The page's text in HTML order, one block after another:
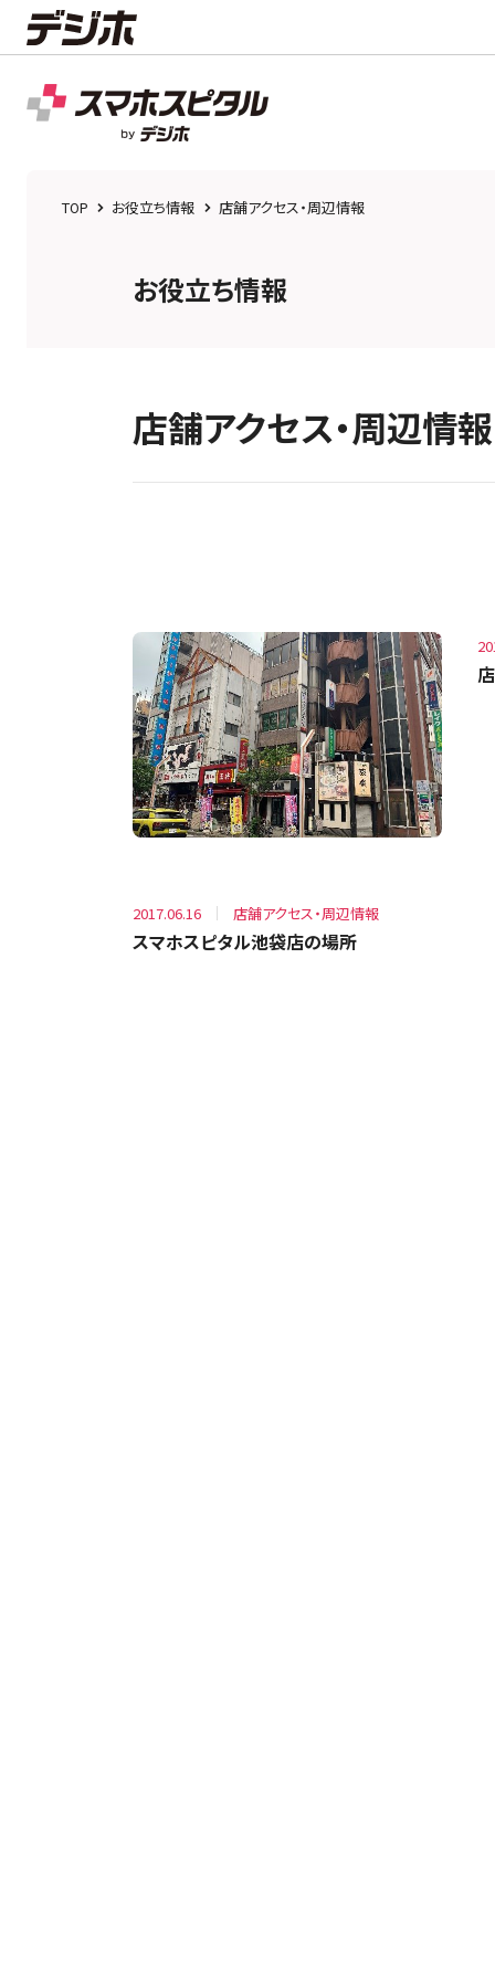
TOP お役立ち情報 店舗アクセス・周辺情報
お役立ち情報
店舗アクセス・周辺情報
2017.06.16 店舗アクセス・周辺情報
スマホスピタル池袋店の場所